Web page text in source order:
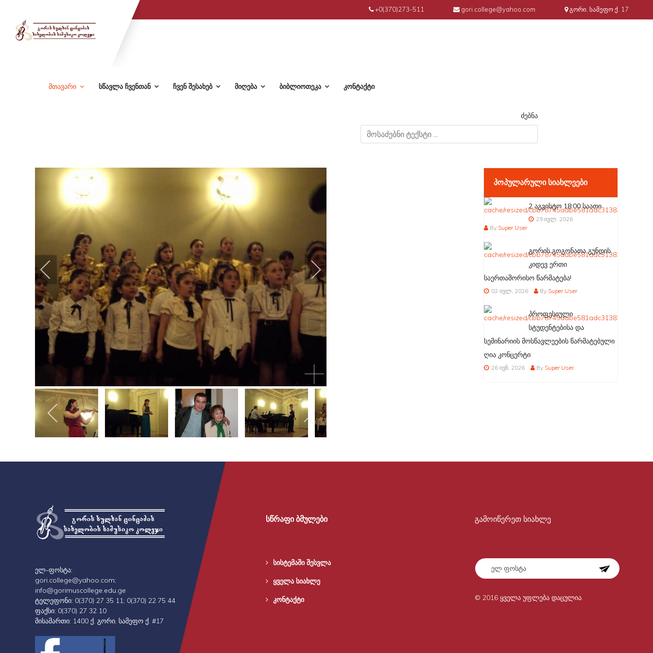
+0(370)273-511 gori.college@yahoo.com გორი, სამეფო ქ. 17
მთავარი სწავლა ჩვენთან ჩვენ შესახებ მიღება ბიბლიოთეკა კონტაქტი
ძებნა
ᲞᲝᲞᲣᲚᲐᲠᲣᲚᲘ ᲡᲘᲐᲮᲚᲔᲔᲑᲘ
2 აგვისტო 18:00 საათი
29 ივლ, 2026
By Super User
გორის გოგონათა გუნდის
კიდევ ერთი
საერთაშორისო წარმატება!
02 ივლ, 2026 By Super User
პროფესიული
სტუდენტებისა და
სემინარიის მოსწავლეების წარმატებული
ღია კონცერტი
26 ივნ, 2026 By Super User
ელ-ფოსტა:
gori.college@yahoo.com;
info@gorimuscollege.edu.ge
ტელეფონი: 0(370) 27 35 11; 0(370) 22 75 44
ფაქსი: 0(370) 27 32 10
მისამართი: 1400 ქ. გორი, სამეფო ქ. #17
სწრაფი ბმულები
სისტემაში შესვლა
ყველა სიახლე
კონტაქტი
გამოიწერეთ სიახლე
© 2016 ყველა უფლება დაცულია.